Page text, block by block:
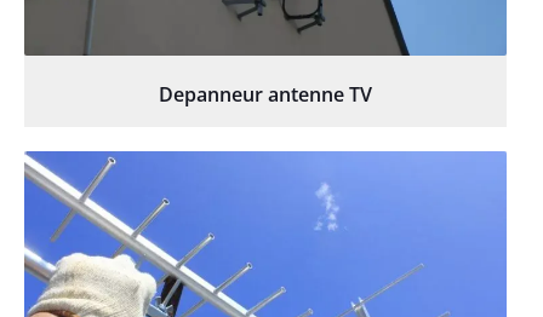
Depanneur antenne TV